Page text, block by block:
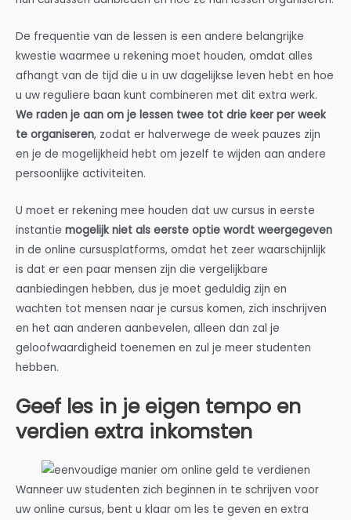
De frequentie van de lessen is een andere belangrijke
kwestie waarmee u rekening moet houden, omdat alles
afhangt van de tijd die u in uw dagelijkse leven hebt en hoe
u uw reguliere baan kunt combineren met dit extra werk.
We raden je aan om je lessen twee tot drie keer per week
te organiseren, zodat er halverwege de week pauzes zijn
en je de mogelijkheid hebt om jezelf te wijden aan andere
persoonlijke activiteiten.
U moet er rekening mee houden dat uw cursus in eerste
instantie mogelijk niet als eerste optie wordt weergegeven
in de online cursusplatforms, omdat het zeer waarschijnlijk
is dat er een paar mensen zijn die vergelijkbare
aanbiedingen hebben, dus je moet geduldig zijn en
wachten tot mensen naar je cursus komen, zich inschrijven
en het aan anderen aanbevelen, alleen dan zal je
geloofwaardigheid toenemen en zul je meer studenten
hebben.
Geef les in je eigen tempo en
verdien extra inkomsten
Wanneer uw studenten zich beginnen in te schrijven voor
uw online cursus, bent u klaar om les te geven en extra